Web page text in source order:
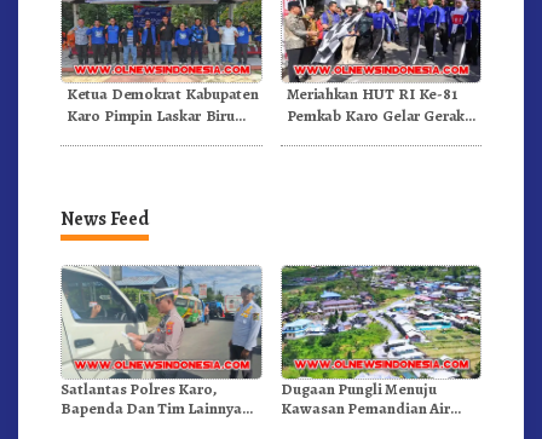
Ketua Demokrat Kabupaten
Karo Pimpin Laskar Biru
Meriahkan HUT RI Ke-81
Pemkab Karo Gelar Gerak
News Feed
Satlantas Polres Karo,
Bapenda Dan Tim Lainnya
Dugaan Pungli Menuju
Kawasan Pemandian Air